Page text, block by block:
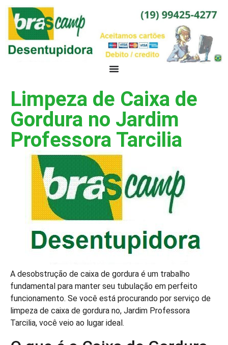
Limpeza de Caixa de
Gordura no Jardim
Professora Tarcilia
A desobstrução de caixa de gordura é um trabalho
fundamental para manter seu tubulação em perfeito
funcionamento. Se você está procurando por serviço de
limpeza de caixa de gordura no, Jardim Professora
Tarcilia, você veio ao lugar ideal.